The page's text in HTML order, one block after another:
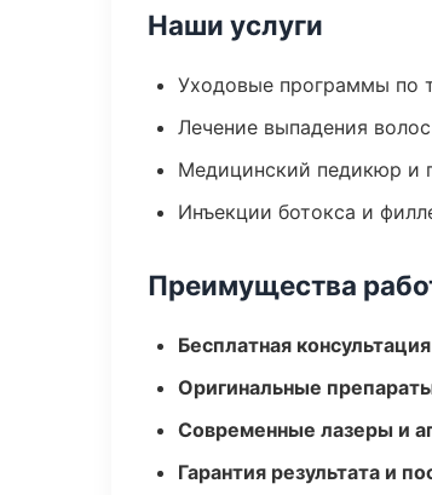
Наши услуги
Уходовые программы по
Лечение выпадения
Медицинский педикюр и
Инъекции ботокса и
Преимущества
Бесплатная
Оригинальные
Современные лазеры и
Гарантия результата и